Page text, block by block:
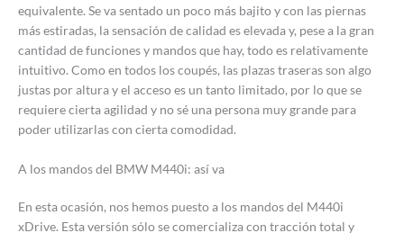
equivalente. Se va sentado un poco más bajito y con las piernas
más estiradas, la sensación de calidad es elevada y, pese a la gran
cantidad de funciones y mandos que hay, todo es relativamente
intuitivo. Como en todos los coupés, las plazas traseras son algo
justas por altura y el acceso es un tanto limitado, por lo que se
requiere cierta agilidad y no sé una persona muy grande para
poder utilizarlas con cierta comodidad.
A los mandos del BMW M440i: así va
En esta ocasión, nos hemos puesto a los mandos del M440i
xDrive. Esta versión sólo se comercializa con tracción total y